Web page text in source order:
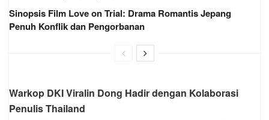
Sinopsis Film Love on Trial: Drama Romantis Jepang
Penuh Konflik dan Pengorbanan
Warkop DKI Viralin Dong Hadir dengan Kolaborasi
Penulis Thailand